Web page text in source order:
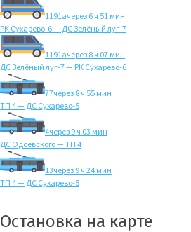
1191ачерез 6 ч 51 мин
РК Сухарево-6 — ДС Зелёный луг-7
1191ачерез 8 ч 07 мин
ДС Зелёный луг-7 — РК Сухарево-6
77через 8 ч 55 мин
ТП 4 — ДС Сухарево-5
4через 9 ч 03 мин
ДС Одоевского — ТП 4
13через 9 ч 24 мин
ТП 4 — ДС Сухарево-5
Остановка на карте